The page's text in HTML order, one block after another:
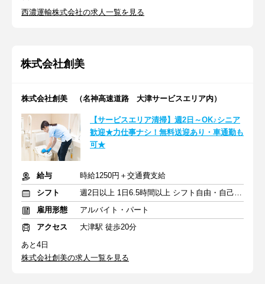
西濃運輸株式会社の求人一覧を見る
株式会社創美
株式会社創美 （名神高速道路 大津サービスエリア内）
【サービスエリア清掃】週2日～OK♪シニア
歓迎★力仕事ナシ！無料送迎あり・車通勤も
可★
給与
時給1250円＋交通費支給
シフト
週2日以上 1日6.5時間以上 シフト自由・自己申告
雇用形態
アルバイト・パート
アクセス
大津駅 徒歩20分
あと4日
株式会社創美の求人一覧を見る